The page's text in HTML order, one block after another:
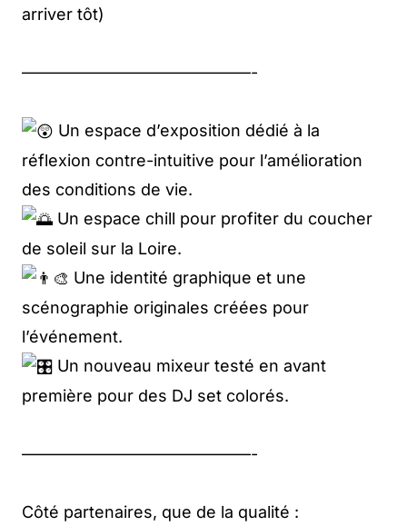
arriver tôt)
——————————————-
Un espace d’exposition dédié à la
réflexion contre-intuitive pour l’amélioration
des conditions de vie.
Un espace chill pour profiter du coucher
de soleil sur la Loire.
Une identité graphique et une
scénographie originales créées pour
l’événement.
Un nouveau mixeur testé en avant
première pour des DJ set colorés.
——————————————-
Côté partenaires, que de la qualité :